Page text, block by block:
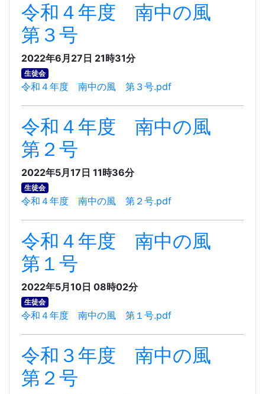
令和４年度 南中の風
第３号
2022年6月27日 21時31分
生徒会
令和４年度 南中の風 第３号.pdf
令和４年度 南中の風
第２号
2022年5月17日 11時36分
生徒会
令和４年度 南中の風 第２号.pdf
令和４年度 南中の風
第１号
2022年5月10日 08時02分
生徒会
令和４年度 南中の風 第１号.pdf
令和３年度 南中の風
第２号